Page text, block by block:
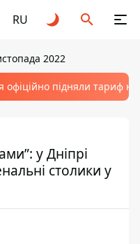
RU
2022
офіційно підняли тариф
у Дніпрі
столики у